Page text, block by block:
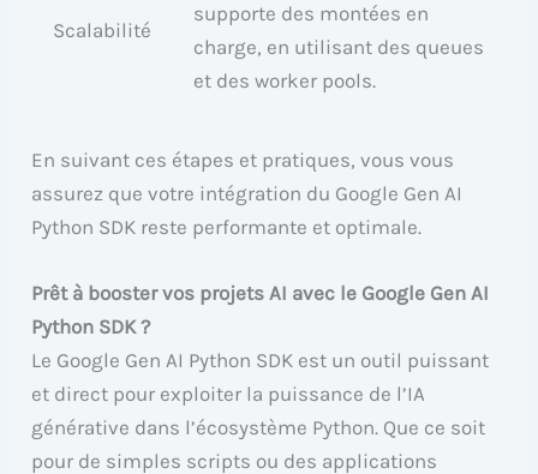
Scalabilité
supporte des montées en
charge, en utilisant des queues
et des worker pools.
En suivant ces étapes et pratiques, vous vous
assurez que votre intégration du Google Gen AI
Python SDK reste performante et optimale.
Prêt à booster vos projets AI avec le Google Gen AI
Python SDK ?
Le Google Gen AI Python SDK est un outil puissant
et direct pour exploiter la puissance de l’IA
générative dans l’écosystème Python. Que ce soit
pour de simples scripts ou des applications